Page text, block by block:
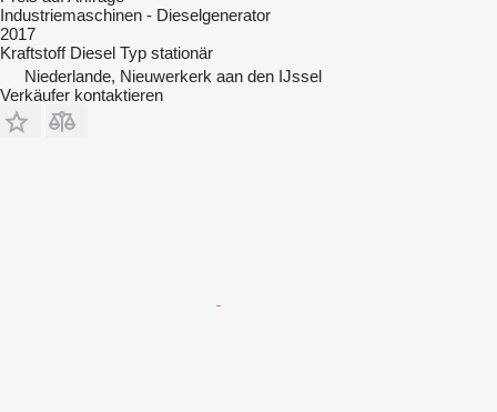
Industriemaschinen - Dieselgenerator
2017
Kraftstoff Diesel Typ stationär
Niederlande, Nieuwerkerk aan den IJssel
Verkäufer kontaktieren